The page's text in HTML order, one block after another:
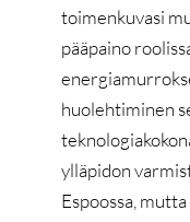
toimenkuvasi
pääpaino
huolehtiminen
ylläpidon
Espoossa,